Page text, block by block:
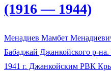
(1916 — 1944)
Менадиев Мамбет
Бабаджай Джанкойского р-
1941 г. Джанкойским РВК